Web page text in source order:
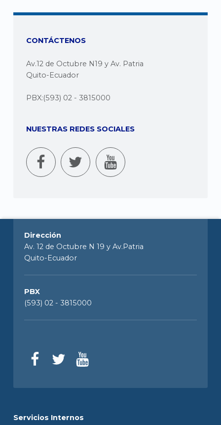
CONTÁCTENOS
Av.12 de Octubre N19 y Av. Patria
Quito-Ecuador
PBX:(593) 02 - 3815000
NUESTRAS REDES SOCIALES
Dirección
Av. 12 de Octubre N 19 y Av.Patria
Quito-Ecuador
PBX
(593) 02 - 3815000
Servicios Internos